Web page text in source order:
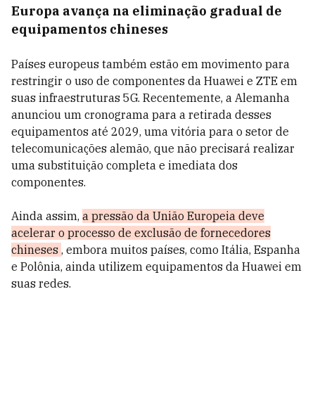
Europa avança na eliminação gradual de
equipamentos chineses
Países europeus também estão em movimento para
restringir o uso de componentes da Huawei e ZTE em
suas infraestruturas 5G. Recentemente, a Alemanha
anunciou um cronograma para a retirada desses
equipamentos até 2029, uma vitória para o setor de
telecomunicações alemão, que não precisará realizar
uma substituição completa e imediata dos
componentes.
Ainda assim, a pressão da União Europeia deve
acelerar o processo de exclusão de fornecedores
chineses , embora muitos países, como Itália, Espanha
e Polônia, ainda utilizem equipamentos da Huawei em
suas redes.